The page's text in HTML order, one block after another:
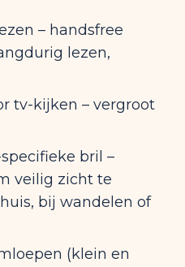
– handsfree
lezen,
tv-kijken – vergroot
bril –
veilig zicht te
bij wandelen of
(klein en